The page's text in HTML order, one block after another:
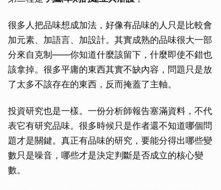
很多人把品味想成加法，好像有品味的人只是比較會
加元素、加語言、加設計。其實成熟的品味很大一部
分來自克制——你知道什麼該留下，什麼即使不錯也
該拿掉。很多平庸的東西其實不缺內容，問題只是放
了太多不該存在的東西，反而掩蓋了主軸。
投資研究也是一樣。一份分析師報告塞滿資料，不代
表它有研究品味。很多時候只是作者還不知道哪個問
題才是關鍵。真正有品味的研究，要能分得出哪些變
數只是噪音，哪些才是決定判斷是否成立的核心變
數。